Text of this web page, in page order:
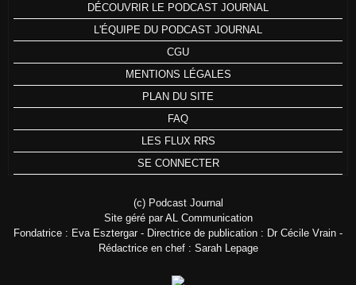
DÉCOUVRIR LE PODCAST JOURNAL
L'ÉQUIPE DU PODCAST JOURNAL
CGU
MENTIONS LÉGALES
PLAN DU SITE
FAQ
LES FLUX RRS
SE CONNECTER
(c) Podcast Journal
Site géré par AL Communication
Fondatrice : Eva Esztergar - Directrice de publication : Dr Cécile Vrain -
Rédactrice en chef : Sarah Lepage